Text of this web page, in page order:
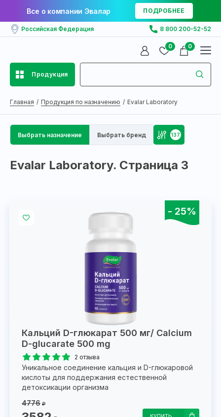
Все о компании Эвалар ПОДРОБНЕЕ
Российская Федерация 8 800 200-52-52
0 0
Продукция
Главная Продукция по назначению Evalar Laboratory
Выбрать назначение Выбрать бренд 137
Evalar Laboratory. Страница 3
- 25%
Кальций D-глюкарат 500 мг/ Calcium
D-glucarate 500 mg
2 отзыва
Уникальное соединение кальция и D-глюкаровой
кислоты для поддержания естественной
детоксикации организма
4776 ₽